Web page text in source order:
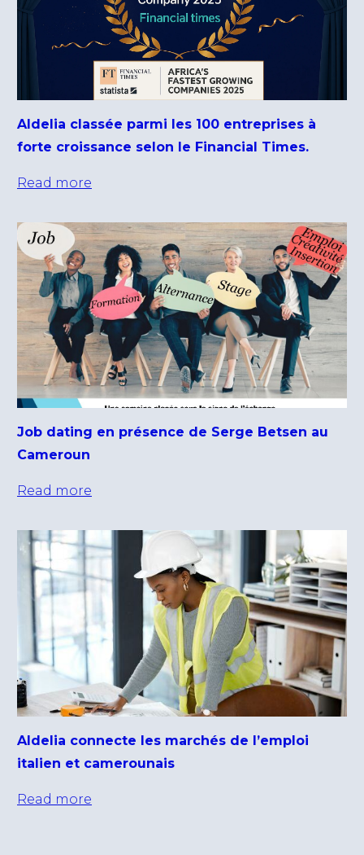
Aldelia classée parmi les 100 entreprises à
forte croissance selon le Financial Times.
Read more
Job dating en présence de Serge Betsen au
Cameroun
Read more
Aldelia connecte les marchés de l’emploi
italien et camerounais
Read more